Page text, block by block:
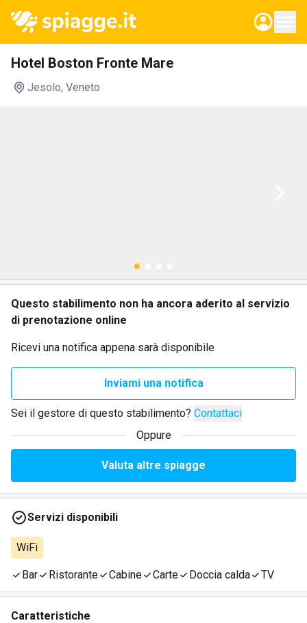
Hotel Boston Fronte Mare
Jesolo, Veneto
Questo stabilimento non ha ancora aderito al servizio
di prenotazione online
Ricevi una notifica appena sarà disponibile
Inviami una notifica
Sei il gestore di questo stabilimento? Contattaci
Oppure
Valuta altre spiagge
Servizi disponibili
WiFi
Bar Ristorante Cabine Carte Doccia calda TV
Caratteristiche